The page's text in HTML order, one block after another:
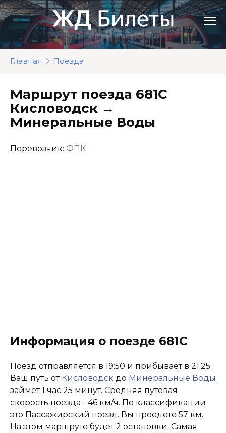
Перейти
к
контенту
Главная Поезда
Маршрут поезда 681С
Кисловодск →
Минеральные Воды
Перевозчик: ФПК
Информация о поезде 681С
Поезд отправляется в 19:50 и прибывает в 21:25.
Ваш путь от Кисловодск до Минеральные Воды
займет 1 час 25 минут. Средняя путевая
скорость поезда - 46 км/ч. По классификации
это Пассажирский поезд. Вы проедете 57 км.
На этом маршруте будет 2 остановки. Самая